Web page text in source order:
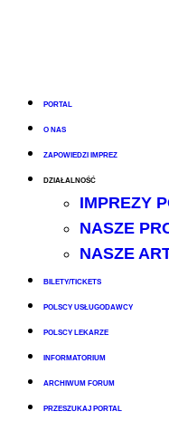
PORTAL
O NAS
ZAPOWIEDZI IMPREZ
DZIAŁALNOŚĆ
IMPREZY
NASZE
NASZE
BILETY/TICKETS
POLSCY USŁUGODAWCY
POLSCY LEKARZE
INFORMATORIUM
ARCHIWUM FORUM
PRZESZUKAJ PORTAL